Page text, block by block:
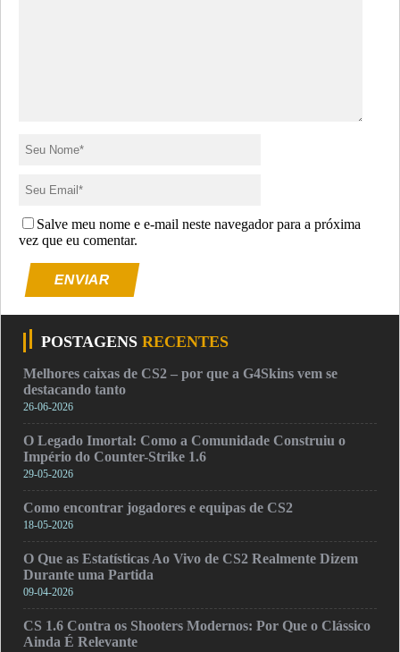
Salve meu nome e e-mail neste navegador para a próxima
vez que eu comentar.
ENVIAR
POSTAGENS RECENTES
Melhores caixas de CS2 – por que a G4Skins vem se
destacando tanto
26-06-2026
O Legado Imortal: Como a Comunidade Construiu o
Império do Counter-Strike 1.6
29-05-2026
Como encontrar jogadores e equipas de CS2
18-05-2026
O Que as Estatísticas Ao Vivo de CS2 Realmente Dizem
Durante uma Partida
09-04-2026
CS 1.6 Contra os Shooters Modernos: Por Que o Clássico
Ainda É Relevante